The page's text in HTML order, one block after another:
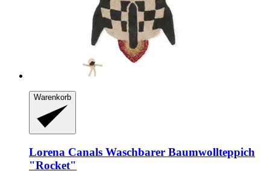
Warenkorb
Lorena Canals Waschbarer Baumwollteppich
"Rocket"